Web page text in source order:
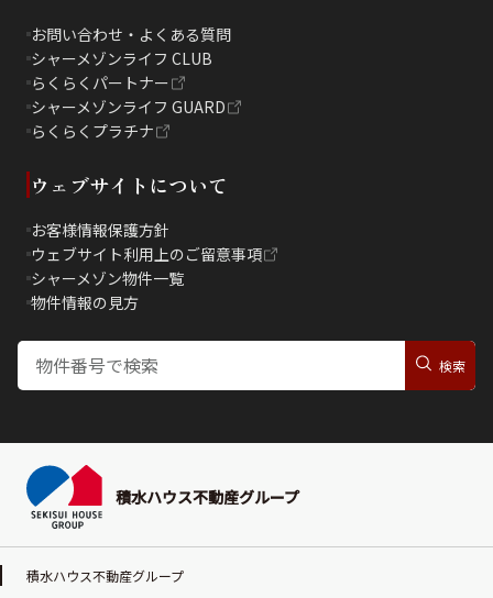
お問い合わせ・よくある質問
シャーメゾンライフ CLUB
らくらくパートナー
シャーメゾンライフ GUARD
らくらくプラチナ
ウェブサイトについて
お客様情報保護方針
ウェブサイト利用上のご留意事項
シャーメゾン物件一覧
物件情報の見方
積水ハウス不動産グループ
積水ハウス不動産グループ